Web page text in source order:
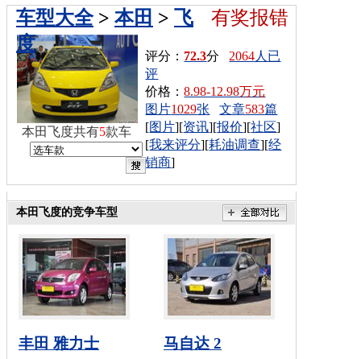
有奖报错
车型大全> 本田 > 飞
度
评分： 72.3分 2064人已
评
价格：8.98-12.98万元
图片1029张 文章583篇
[图片][资讯][报价][社区]
[我来评分][耗油调查][经
销商]
本田飞度共有5款车
本田飞度的竞争车型
丰田 雅力士 马自达 2